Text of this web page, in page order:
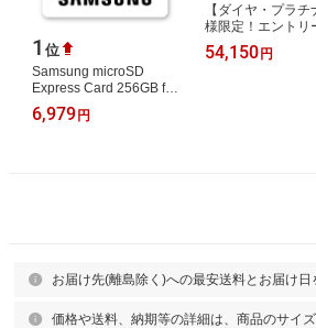
1 位
Samsung microSD
Express Card 256GB for
Nintendo Switch 2
6,979 円
【ダイヤ・プラチ
様限定！エントリ
イント10倍！】【
品】SIE PS5 プレ
54,150円
お届け先(離島除く)への最安送料とお届け
価格や送料、納期等の詳細は、商品のサイ